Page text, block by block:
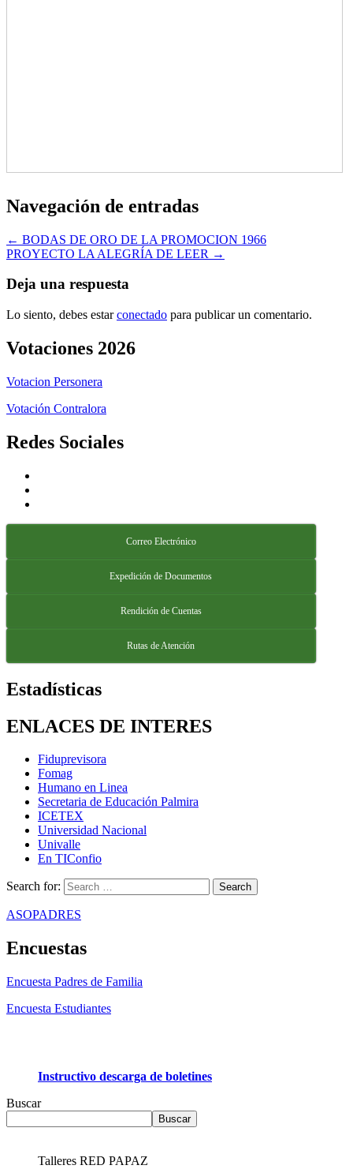
Navegación de entradas
← BODAS DE ORO DE LA PROMOCION 1966
PROYECTO LA ALEGRÍA DE LEER →
Deja una respuesta
Lo siento, debes estarconectado para publicar un comentario.
Votaciones 2026
Votacion Personera
Votación Contralora
Redes Sociales
Correo Electrónico
Expedición de Documentos
Rendición de Cuentas
Rutas de Atención
Estadísticas
ENLACES DE INTERES
Fiduprevisora
Fomag
Humano en Linea
Secretaria de Educación Palmira
ICETEX
Universidad Nacional
Univalle
En TIConfio
Search for:
ASOPADRES
Encuestas
Encuesta Padres de Familia
Encuesta Estudiantes
Instructivo descarga de boletines
Buscar
Buscar
Talleres RED PAPAZ